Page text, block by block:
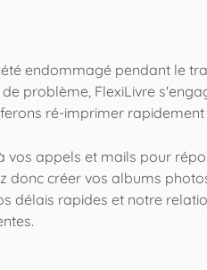
endommagé pendant le
problème, FlexiLivre
ré-imprimer
appels et mails pour
créer vos albums
délais rapides et notre